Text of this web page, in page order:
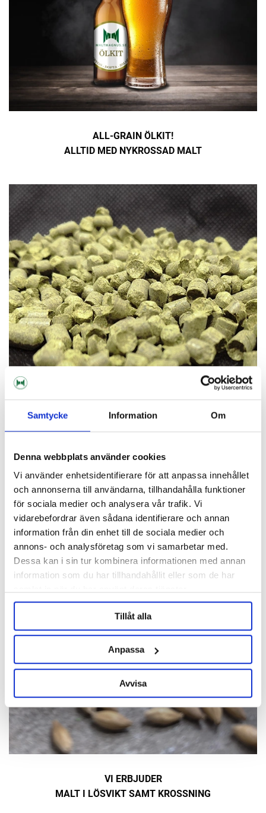
Samtycke Information Om
Denna webbplats använder cookies
Vi använder enhetsidentifierare för att anpassa innehållet
och annonserna till användarna, tillhandahålla funktioner
för sociala medier och analysera vår trafik. Vi
vidarebefordrar även sådana identifierare och annan
information från din enhet till de sociala medier och
annons- och analysföretag som vi samarbetar med.
Dessa kan i sin tur kombinera informationen med annan
information som du har tillhandahållit eller som de har
Tillåt alla
Anpassa
Avvisa
ALL-GRAIN ÖLKIT!
ALLTID MED NYKROSSAD MALT
VI ERBJUDER
HUMLE I LÖSVIKT
VI ERBJUDER
MALT I LÖSVIKT SAMT KROSSNING